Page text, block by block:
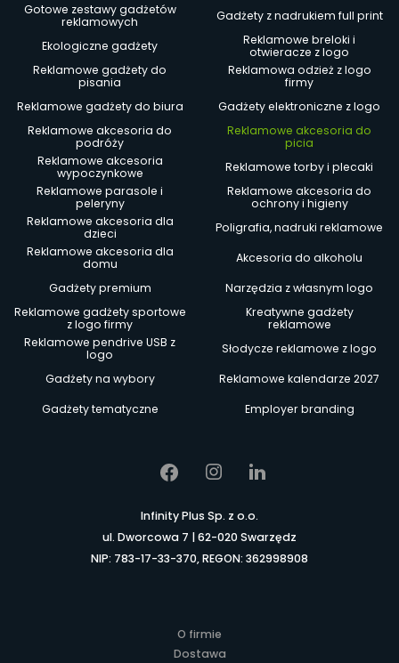
Gotowe zestawy gadżetów
reklamowych
Gadżety z nadrukiem full print
Ekologiczne gadżety
Reklamowe breloki i
otwieracze z logo
Reklamowe gadżety do
pisania
Reklamowa odzież z logo
firmy
Reklamowe gadżety do biura
Gadżety elektroniczne z logo
Reklamowe akcesoria do
podróży
Reklamowe akcesoria do
picia
Reklamowe akcesoria
wypoczynkowe
Reklamowe torby i plecaki
Reklamowe parasole i
peleryny
Reklamowe akcesoria do
ochrony i higieny
Reklamowe akcesoria dla
dzieci
Poligrafia, nadruki reklamowe
Reklamowe akcesoria dla
domu
Akcesoria do alkoholu
Gadżety premium
Narzędzia z własnym logo
Reklamowe gadżety sportowe
z logo firmy
Kreatywne gadżety
reklamowe
Reklamowe pendrive USB z
logo
Słodycze reklamowe z logo
Gadżety na wybory
Reklamowe kalendarze 2027
Gadżety tematyczne
Employer branding
Infinity Plus Sp. z o.o.
ul. Dworcowa 7 | 62-020 Swarzędz
NIP: 783-17-33-370, REGON: 362998908
O firmie
Dostawa